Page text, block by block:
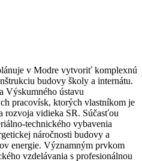
v Modre vytvoriť komplexnú
budovy školy a internátu.
Výskumného ústavu
pracovísk, ktorých vlastníkom je
rozvoja vidieka SR. Súčasťou
technického vybavenia
náročnosti budovy a
energie. Významným prvkom
vzdelávania s profesionálnou